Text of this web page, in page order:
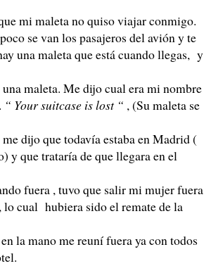
mi maleta no quiso viajar conmigo.
se van los pasajeros del avión y te
una maleta que está cuando llegas, y
maleta. Me dijo cual era mi nombre
“ Your suitcase is lost “ , (Su maleta se
dijo que todavía estaba en Madrid (
y que trataría de que llegara en el
fuera , tuvo que salir mi mujer fuera
lo cual hubiera sido el remate de la
la mano me reuní fuera ya con todos